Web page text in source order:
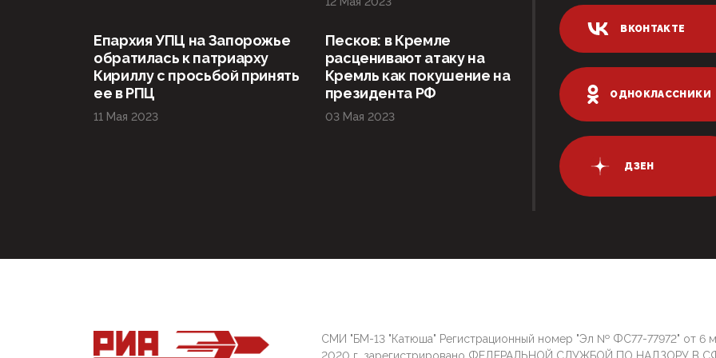
Епархия УПЦ на Запорожье
обратилась к патриарху
Кириллу с просьбой принять
ее в РПЦ
11 Мая 2023
Песков: в Кремле
расценивают атаку на
Кремль как покушение на
президента РФ
03 Мая 2023
ВКОНТАКТЕ
ОДНОКЛАССНИКИ
ДЗЕН
СМИ "БМ-13 "Катюша" Регистрационный номер "Эл № ФС77-77972" от 6